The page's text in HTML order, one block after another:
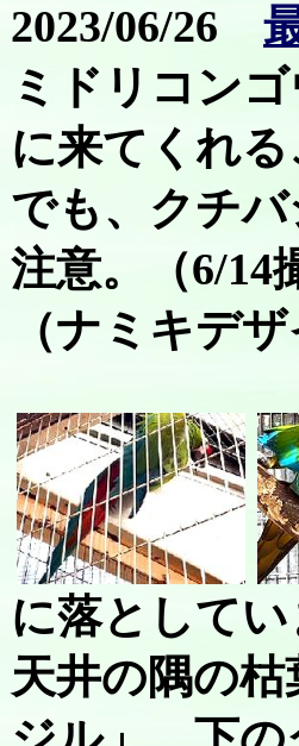
2023/06/26
ミドリコン
に来てくれ
でも、クチ
注意。（6/14
（ナミキデ
に落として
天井の隅の